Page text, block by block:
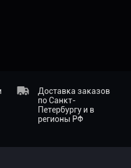
Доставка заказов
по Санкт-
Петербургу и в
регионы РФ